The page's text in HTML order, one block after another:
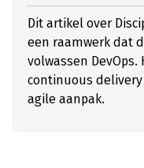
Dit artikel over
een raamwerk dat
volwassen
continuous
agile aanpak.